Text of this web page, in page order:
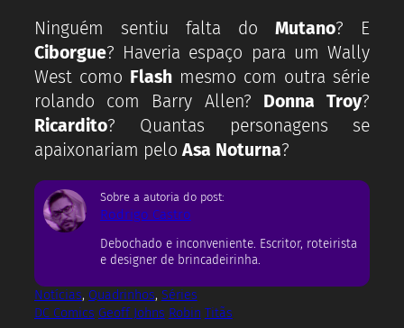
Ninguém sentiu falta do Mutano? E
Ciborgue? Haveria espaço para um Wally
West como Flashmesmo com outra série
rolando com Barry Allen? Donna Troy?
Ricardito? Quantas personagens se
apaixonariam pelo Asa Noturna?
Sobre a autoria do post:
Rodrigo Castro
Debochado e inconveniente. Escritor, roteirista
e designer de brincadeirinha.
Notícias, Quadrinhos, Séries
DC Comics Geoff Johns Robin Titãs